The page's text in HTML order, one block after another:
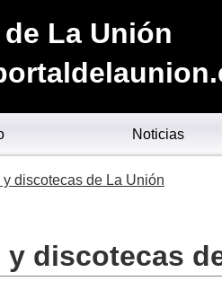
La Unión
Noticias
y discotecas de La Unión
y discotecas